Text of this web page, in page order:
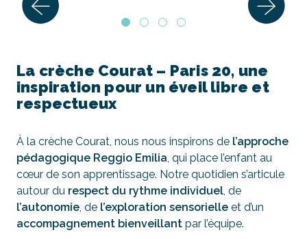
La crèche Courat – Paris 20, une
inspiration pour un éveil libre et
respectueux
À la crèche Courat, nous nous inspirons de l’approche
pédagogique Reggio Emilia, qui place l’enfant au
cœur de son apprentissage. Notre quotidien s’articule
autour du respect du rythme individuel, de
l’autonomie, de l’exploration sensorielle et d’un
accompagnement bienveillant par l’équipe.